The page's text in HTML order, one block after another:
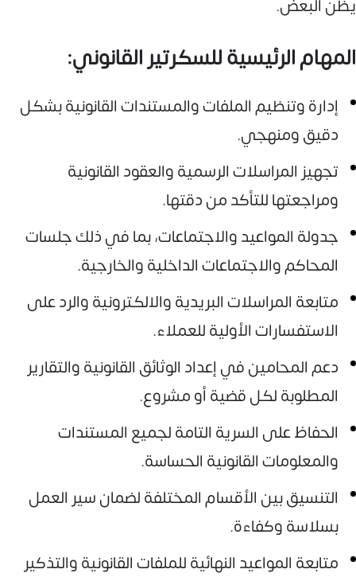
يظن البعض.
المهام الرئيسية للسكرتير القانوني:
إدارة وتنظيم الملفات والمستندات القانونية بشكل
دقيق ومنهجي.
تجهيز المراسلات الرسمية والعقود القانونية
ومراجعتها للتأكد من دقتها.
جدولة المواعيد والاجتماعات، بما في ذلك جلسات
المحاكم والاجتماعات الداخلية والخارجية.
متابعة المراسلات البريدية والالكترونية والرد على
الاستفسارات الأولية للعملاء.
دعم المحامين في إعداد الوثائق القانونية والتقارير
المطلوبة لكل قضية أو مشروع.
الحفاظ على السرية التامة لجميع المستندات
والمعلومات القانونية الحساسة.
التنسيق بين الأقسام المختلفة لضمان سير العمل
بسلاسة وكفاءة.
متابعة المواعيد النهائية للملفات القانونية والتذكير